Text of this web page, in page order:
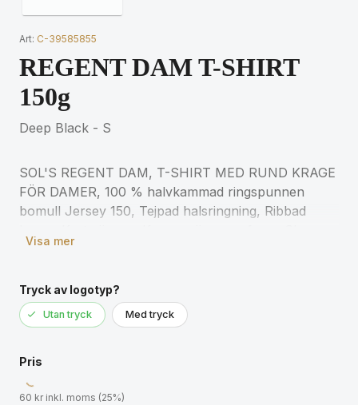
Art: C-39585855
REGENT DAM T-SHIRT
150g
Deep Black - S
SOL'S REGENT DAM, T-SHIRT MED RUND KRAGE
FÖR DAMER, 100 % halvkammad ringspunnen
bomull Jersey 150, Tejpad halsringning, Ribbad
och sydd, (1) Askgrå: 98 % bomull / 2 % viskos, (2)
matchande storlekar, se storlekstabellen i avsnittet
om produktdokumentation.
Visa mer
Tryck av logotyp?
Utan tryck Med tryck
Pris
60 kr inkl. moms (25%)